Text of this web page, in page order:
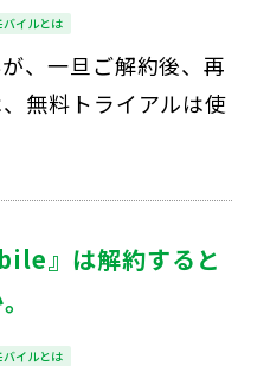
バイルとは
、一旦ご解約後、再
無料トライアルは使
』は解約すると
バイルとは